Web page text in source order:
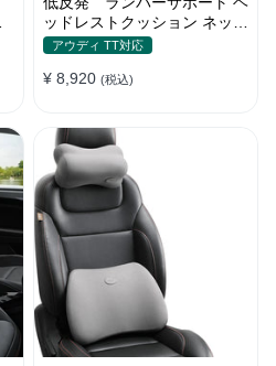
ッドレストクッション ネック
パッド 首 車 アルカンターラ
アウディ TT対応
¥ 8,920 (税込)